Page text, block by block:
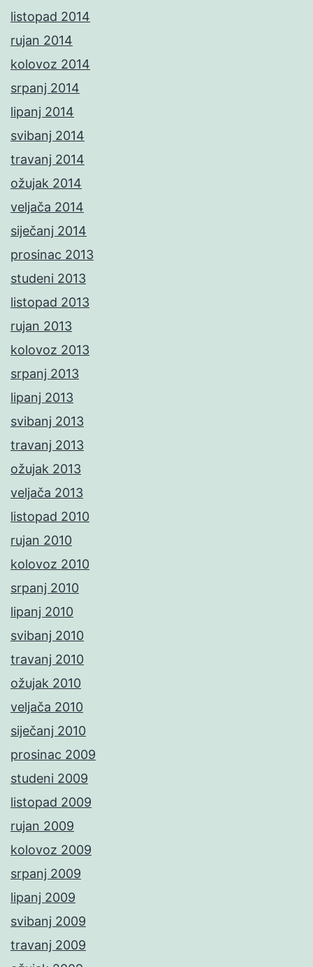
listopad 2014
rujan 2014
kolovoz 2014
srpanj 2014
lipanj 2014
svibanj 2014
travanj 2014
ožujak 2014
veljača 2014
siječanj 2014
prosinac 2013
studeni 2013
listopad 2013
rujan 2013
kolovoz 2013
srpanj 2013
lipanj 2013
svibanj 2013
travanj 2013
ožujak 2013
veljača 2013
listopad 2010
rujan 2010
kolovoz 2010
srpanj 2010
lipanj 2010
svibanj 2010
travanj 2010
ožujak 2010
veljača 2010
siječanj 2010
prosinac 2009
studeni 2009
listopad 2009
rujan 2009
kolovoz 2009
srpanj 2009
lipanj 2009
svibanj 2009
travanj 2009